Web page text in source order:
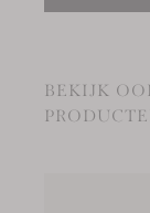
BEKIJK